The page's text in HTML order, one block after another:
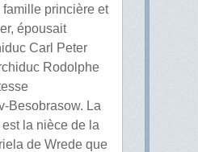
princière et
épousait
Carl Peter
Rodolphe
Besobrasow. La
la nièce de la
de Wrede que